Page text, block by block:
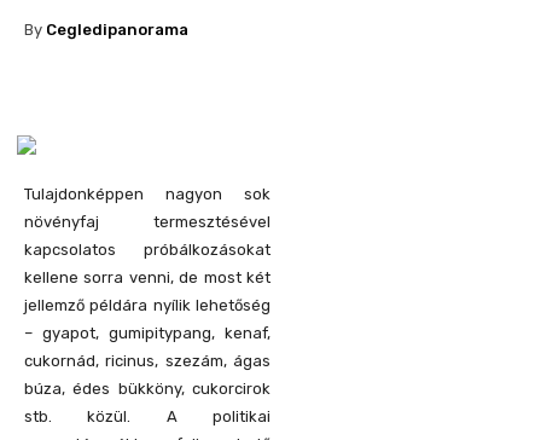
By Cegledipanorama
Tulajdonképpen nagyon sok
növényfaj termesztésével
kapcsolatos próbálkozásokat
kellene sorra venni, de most két
jellemző példára nyílik lehetőség
– gyapot, gumipitypang, kenaf,
cukornád, ricinus, szezám, ágas
búza, édes bükköny, cukorcirok
stb. közül. A politikai